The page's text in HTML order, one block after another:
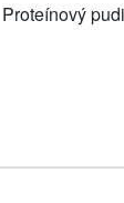
Proteínový